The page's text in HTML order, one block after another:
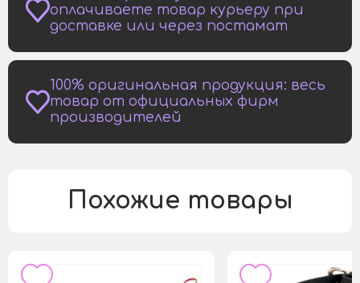
оплачиваете товар курьеру при
доставке или через постамат
100% оригинальная продукция: весь
товар от официальных фирм
производителей
Похожие товары